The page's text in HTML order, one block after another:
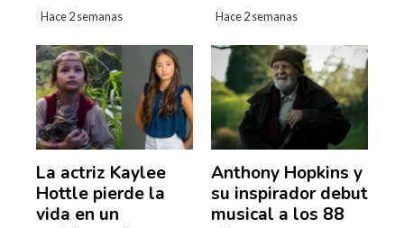
Hace 2 semanas Hace 2 semanas
La actriz Kaylee
Hottle pierde la
vida en un
Anthony Hopkins y
su inspirador debut
musical a los 88